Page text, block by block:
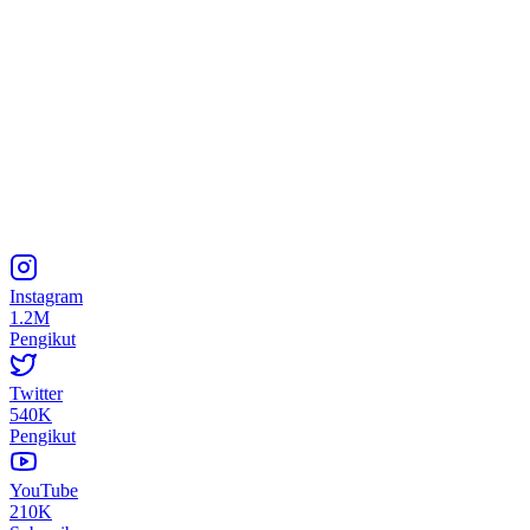
Instagram
1.2M
Pengikut
Twitter
540K
Pengikut
YouTube
210K